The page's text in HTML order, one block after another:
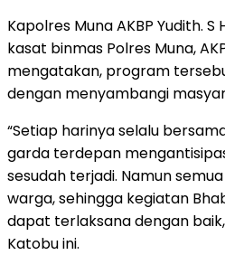
Kapolres Muna AKBP Yudith. S
kasat binmas Polres Muna,
mengatakan, program
dengan menyambangi
“Setiap harinya selalu
garda terdepan
sesudah terjadi. Namun
warga, sehingga kegiatan
dapat terlaksana dengan
Katobu ini.